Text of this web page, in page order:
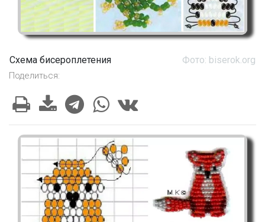
Схема бисероплетения Фото: biserok.org
Поделиться: